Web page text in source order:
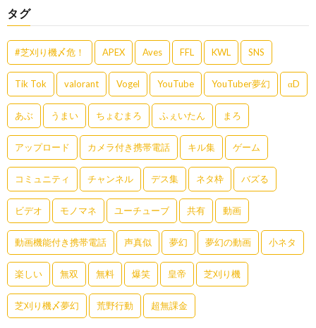
タグ
#芝刈り機〆危！ APEX Aves FFL KWL SNS
Tik Tok valorant Vogel YouTube YouTuber夢幻 αD
あぶ うまい ちょむまろ ふぇいたん まろ
アップロード カメラ付き携帯電話 キル集 ゲーム
コミュニティ チャンネル デス集 ネタ枠 バズる
ビデオ モノマネ ユーチューブ 共有 動画
動画機能付き携帯電話 声真似 夢幻 夢幻の動画 小ネタ
楽しい 無双 無料 爆笑 皇帝 芝刈り機
芝刈り機〆夢幻 荒野行動 超無課金